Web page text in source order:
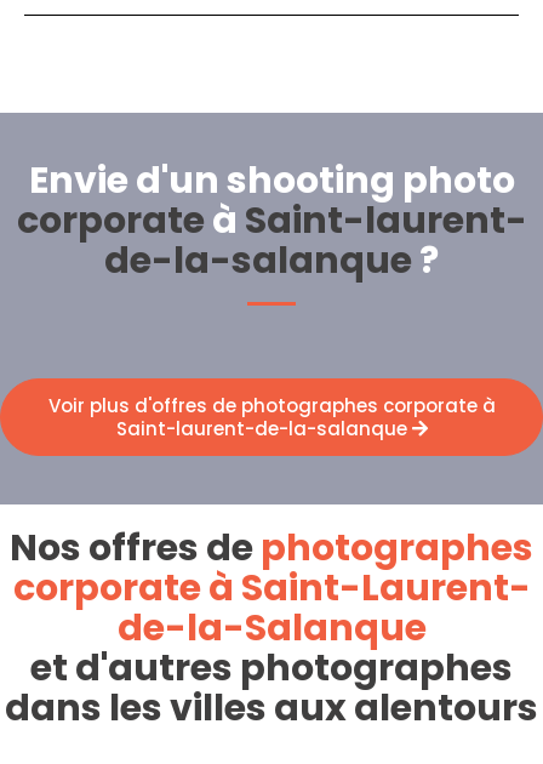
Envie d'un shooting photo
corporateà Saint-laurent-
de-la-salanque?
Voir plus d'offres de photographes corporate à
Saint-laurent-de-la-salanque
Nos offres dephotographes
corporate à Saint-Laurent-
de-la-Salanque
et d'autres photographes
dans les villes aux alentours